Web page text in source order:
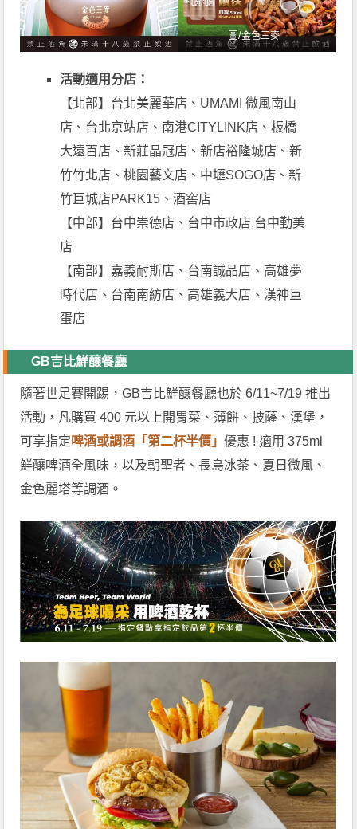
圖/金色三麥
活動適用分店：
【北部】台北美麗華店、UMAMI 微風南山
店、台北京站店、南港CITYLINK店、板橋
大遠百店、新莊晶冠店、新店裕隆城店、新
竹竹北店、桃園藝文店、中壢SOGO店、新
竹巨城店PARK15、酒窖店
【中部】台中崇德店、台中市政店,台中勤美
店
【南部】嘉義耐斯店、台南誠品店、高雄夢
時代店、台南南紡店、高雄義大店、漢神巨
蛋店
GB吉比鮮釀餐廳
隨著世足賽開踢，GB吉比鮮釀餐廳也於 6/11~7/19 推出
活動，凡購買 400 元以上開胃菜、薄餅、披薩、漢堡，
可享指定啤酒或調酒「第二杯半價」優惠 ! 適用 375ml
鮮釀啤酒全風味，以及朝聖者、長島冰茶、夏日微風、
金色麗塔等調酒。